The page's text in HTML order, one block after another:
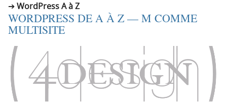
WordPress A à Z
WORDPRESS DE A À Z — M COMME
MULTISITE